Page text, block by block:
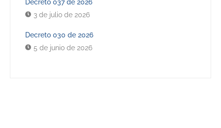
Decreto 037 de 2026
3 de julio de 2026
Decreto 030 de 2026
5 de junio de 2026